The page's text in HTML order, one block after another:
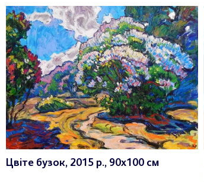
Цвіте бузок, 2015 р., 90х100 см